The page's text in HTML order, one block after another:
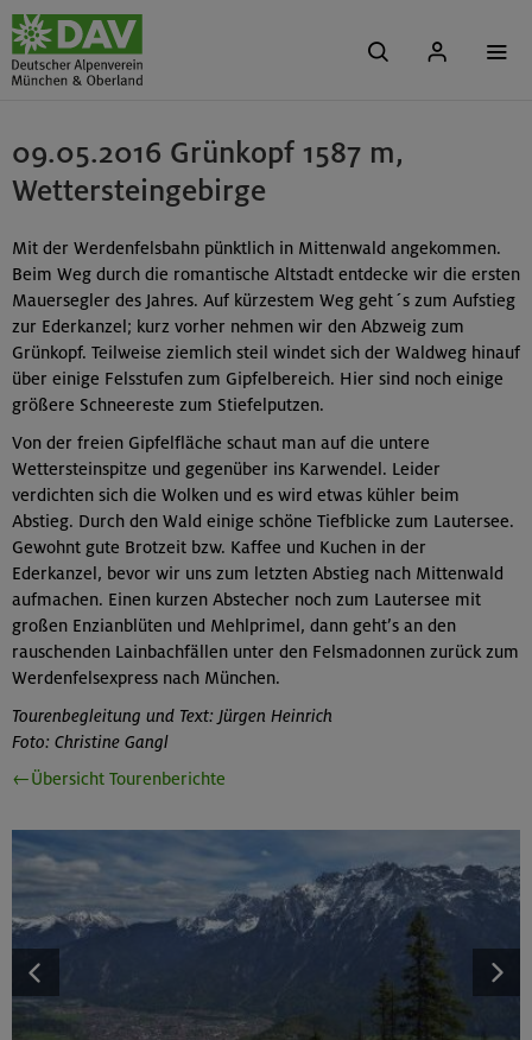
09.05.2016 Grünkopf 1587 m,
Wettersteingebirge
Mit der Werdenfelsbahn pünktlich in Mittenwald angekommen.
Beim Weg durch die romantische Altstadt entdecke wir die ersten
Mauersegler des Jahres. Auf kürzestem Weg geht´s zum Aufstieg
zur Ederkanzel; kurz vorher nehmen wir den Abzweig zum
Grünkopf. Teilweise ziemlich steil windet sich der Waldweg hinauf
über einige Felsstufen zum Gipfelbereich. Hier sind noch einige
größere Schneereste zum Stiefelputzen.
Von der freien Gipfelfläche schaut man auf die untere
Wettersteinspitze und gegenüber ins Karwendel. Leider
verdichten sich die Wolken und es wird etwas kühler beim
Abstieg. Durch den Wald einige schöne Tiefblicke zum Lautersee.
Gewohnt gute Brotzeit bzw. Kaffee und Kuchen in der
Ederkanzel, bevor wir uns zum letzten Abstieg nach Mittenwald
aufmachen. Einen kurzen Abstecher noch zum Lautersee mit
großen Enzianblüten und Mehlprimel, dann geht’s an den
rauschenden Lainbachfällen unter den Felsmadonnen zurück zum
Werdenfelsexpress nach München.
Tourenbegleitung und Text: Jürgen Heinrich
Foto: Christine Gangl
←Übersicht Tourenberichte